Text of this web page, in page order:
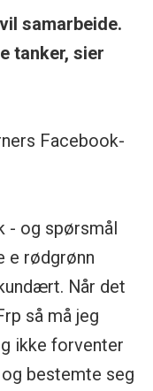
samarbeide.
tanker, sier
Facebook-
- og spørsmål
e rødgrønn
Når det
så må jeg
ikke forventer
bestemte seg